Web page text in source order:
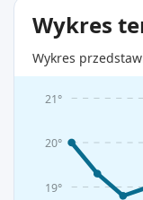
Wykres
Wykres
19°
20°
21°